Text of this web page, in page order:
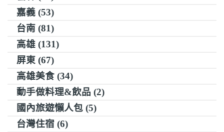
嘉義 (53)
台南 (81)
高雄 (131)
屏東 (67)
高雄美食 (34)
動手做料理&飲品 (2)
國內旅遊懶人包 (5)
台灣住宿 (6)